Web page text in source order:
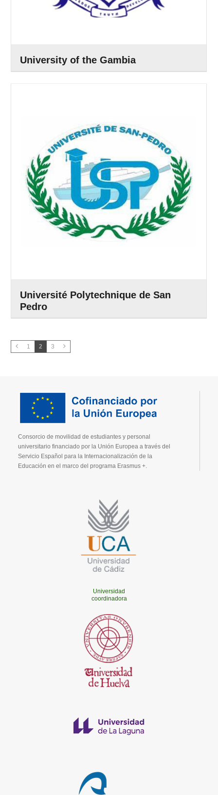
University of the Gambia
Université Polytechnique de San
Pedro
1 2 3
Consorcio de movilidad de estudiantes y personal
universitario financiado por la Unión Europea a través del
Servicio Español para la Internacionalización de la
Educación en el marco del programa Erasmus +.
Universidad
coordinadora